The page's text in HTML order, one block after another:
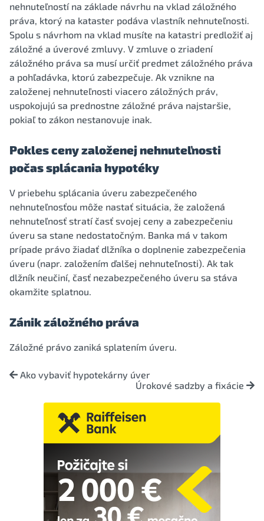
nehnuteľností na základe návrhu na vklad záložného
práva, ktorý na kataster podáva vlastník nehnuteľnosti.
Spolu s návrhom na vklad musíte na katastri predložiť aj
záložné a úverové zmluvy. V zmluve o zriadení
záložného práva sa musí určiť predmet záložného práva
a pohľadávka, ktorú zabezpečuje. Ak vznikne na
založenej nehnuteľnosti viacero záložných práv,
uspokojujú sa prednostne záložné práva najstaršie,
pokiaľ to zákon nestanovuje inak.
Pokles ceny založenej nehnuteľnosti
počas splácania hypotéky
V priebehu splácania úveru zabezpečeného
nehnuteľnosťou môže nastať situácia, že založená
nehnuteľnosť stratí časť svojej ceny a zabezpečeniu
úveru sa stane nedostatočným. Banka má v takom
prípade právo žiadať dlžníka o doplnenie zabezpečenia
úveru (napr. založením ďalšej nehnuteľnosti). Ak tak
dlžník neučiní, časť nezabezpečeného úveru sa stáva
okamžite splatnou.
Zánik záložného práva
Záložné právo zaniká splatením úveru.
Ako vybaviť hypotekárny úver
Úrokové sadzby a fixácie